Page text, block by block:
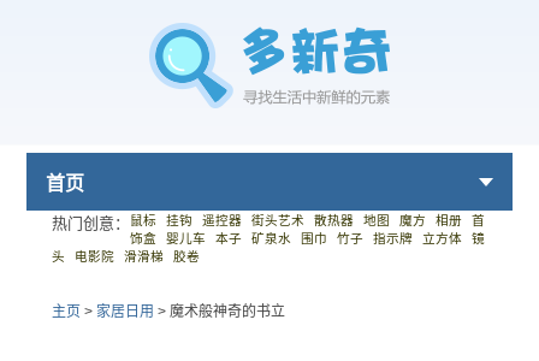
首页
热门创意： 鼠标 挂钩 遥控器 街头艺术 散热器 地图 魔方 相册
首
饰盒
婴儿车 本子 矿泉水 围巾 竹子 指示牌 立方体
镜
头
电影院 滑滑梯 胶卷
主页 > 家居日用 > 魔术般神奇的书立